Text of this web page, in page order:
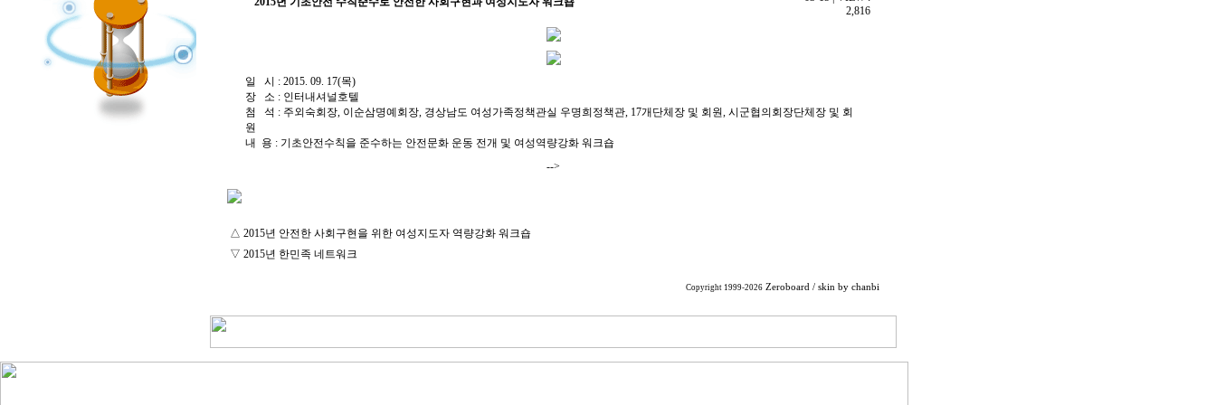
2,816
일 시 : 2015. 09. 17(목)
장 소 : 인터내셔널호텔
첨 석 : 주외숙회장, 이순삼명예회장, 경상남도 여성가족정책관실 우명희정책관, 17개단체장 및 회원, 시군협의회장단체장 및 회
원
내 용 : 기초안전수칙을 준수하는 안전문화 운동 전개 및 여성역량강화 워크숍
-->
△ 2015년 안전한 사회구현을 위한 여성지도자 역량강화 워크숍
▽ 2015년 한민족 네트워크
Copyright 1999-2026 Zeroboard / skin by chanbi